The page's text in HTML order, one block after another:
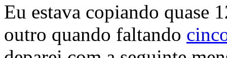
Eu estava copiando quase
outro quando faltando